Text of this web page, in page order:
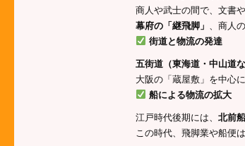
商人や武士の間で、文書
幕府の「継飛脚」
、商人
街道と物流の発達
五街道（東海道・中山道
大阪の「蔵屋敷」を中心
船による物流の拡大
江戸時代後期には、 北前船
この時代、飛脚業や船便